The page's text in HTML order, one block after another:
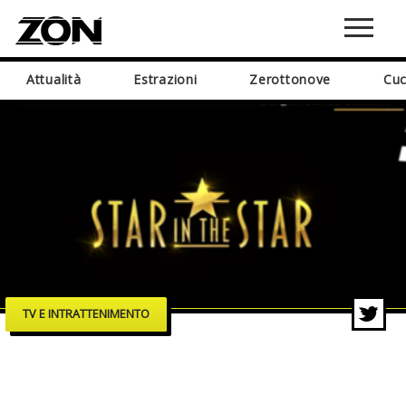
Attualità Estrazioni Zerottonove
TV E INTRATTENIMENTO